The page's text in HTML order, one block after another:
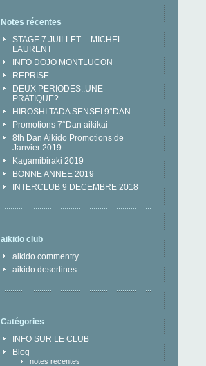
Notes récentes
STAGE 7 JUILLET.... MICHEL
LAURENT
INFO DOJO MONTLUCON
REPRISE
DEUX PERIODES..UNE
PRATIQUE?
HIROSHI TADA SENSEI 9°DAN
Promotions 7°Dan aikikai
8th Dan Aikido Promotions de
Janvier 2019
Kagamibiraki 2019
BONNE ANNEE 2019
INTERCLUB 9 DECEMBRE 2018
aikido club
aikido commentry
aikido desertines
Catégories
INFO SUR LE CLUB
Blog
notes recentes